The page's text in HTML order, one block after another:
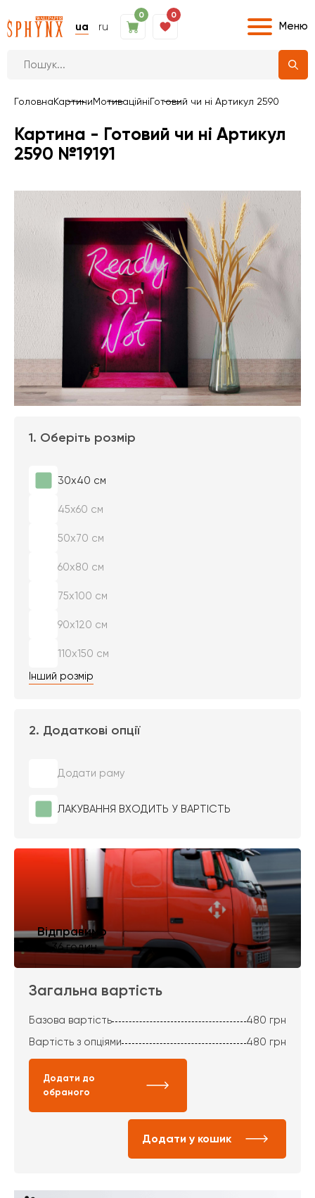
ua ru
0 0
Меню
ГоловнаКартиниМотиваційніГотовий чи ні Артикул 2590
Картина - Готовий чи ні Артикул
2590 №19191
1. Оберіть розмір
30х40 см
45х60 см
50х70 см
60х80 см
75х100 см
90х120 см
110х150 см
Інший розмір
2. Додаткові опції
Додати раму
ЛАКУВАННЯ ВХОДИТЬ У ВАРТІСТЬ
Відправимо
за 36 годин
Загальна вартість
Базова вартість 480 грн
Вартість з опціями
480 грн
Додати до
обраного
Додати у кошик